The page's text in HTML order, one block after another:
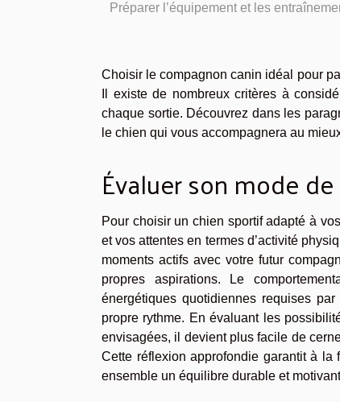
Préparer l’équipement et les
Choisir le compagnon canin idéal pour
Il existe de nombreux critères à
chaque sortie. Découvrez dans les
le chien qui vous accompagnera au
Évaluer son mode
Pour choisir un chien sportif adapté à
et vos attentes en termes d’activité
moments actifs avec votre futur
propres aspirations. Le
énergétiques quotidiennes requises
propre rythme. En évaluant les
envisagées, il devient plus facile de
Cette réflexion approfondie garantit à
ensemble un équilibre durable et